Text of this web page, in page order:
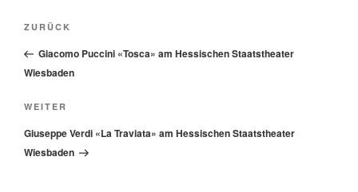
Beitragsnavigation
Vorheriger
Beitrag
ZURÜCK
Giacomo Puccini «Tosca» am Hessischen Staatstheater
Wiesbaden
Nächster
Beitrag
WEITER
Giuseppe Verdi «La Traviata» am Hessischen Staatstheater
Wiesbaden